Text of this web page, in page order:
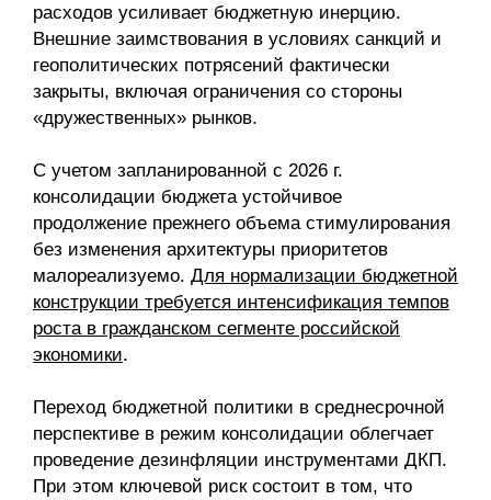
расходов усиливает бюджетную инерцию.
Внешние заимствования в условиях санкций и
геополитических потрясений фактически
закрыты, включая ограничения со стороны
«дружественных» рынков.
С учетом запланированной с 2026 г.
консолидации бюджета устойчивое
продолжение прежнего объема стимулирования
без изменения архитектуры приоритетов
малореализуемо. Для нормализации бюджетной
конструкции требуется интенсификация темпов
роста в гражданском сегменте российской
экономики.
Переход бюджетной политики в среднесрочной
перспекти­ве в режим консолидации облегчает
проведение дезинфляции инструментами ДКП.
При этом ключевой риск состоит в том, что